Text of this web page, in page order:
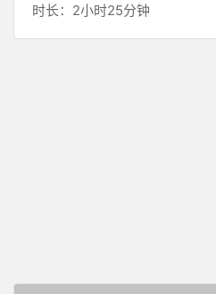
时长：2小时25分钟